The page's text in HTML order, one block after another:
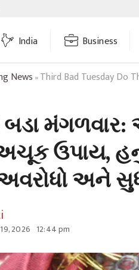
India Business
News »Third Bad Tuesday Do
બડા
ઉપાય,
અને
2026 12:44 pm